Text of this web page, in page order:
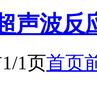
声波反
1页首页